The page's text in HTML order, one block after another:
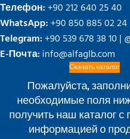
Телефон:+90 212 640 25 40
WhatsApp:+90 850 885 02 24
Telegram:+90 539 678 38 10 |
E-Почта:info@alfaglb.com
Скачать каталог
Пожалуйста,
необходимые поля
получить наш каталог
информацией о